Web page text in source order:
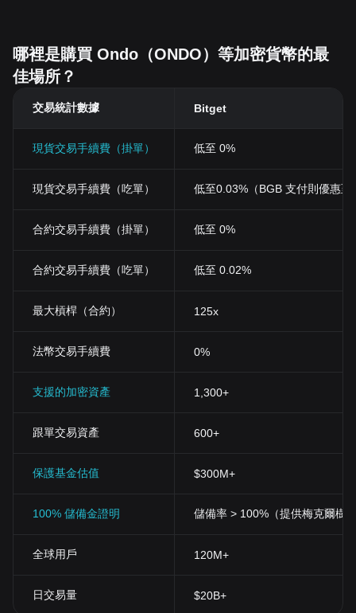
哪裡是購買 Ondo（ONDO）等加密貨幣的最
佳場所？
交易統計數據 Bitget
現貨交易手續費（掛單） 低至 0%
現貨交易手續費（吃單） 低至0.03%（BGB 支付則優惠至
合約交易手續費（掛單） 低至 0%
合約交易手續費（吃單） 低至 0.02%
最大槓桿（合約） 125x
法幣交易手續費 0%
支援的加密資產 1,300+
跟單交易資產 600+
保護基金估值 $300M+
100% 儲備金證明 儲備率 > 100%（提供梅克爾樹
全球用戶 120M+
日交易量 $20B+